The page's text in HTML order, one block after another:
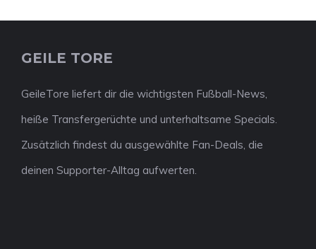
GEILE TORE
GeileTore liefert dir die wichtigsten Fußball-News,
heiße Transfergerüchte und unterhaltsame Specials.
Zusätzlich findest du ausgewählte Fan-Deals, die
deinen Supporter-Alltag aufwerten.